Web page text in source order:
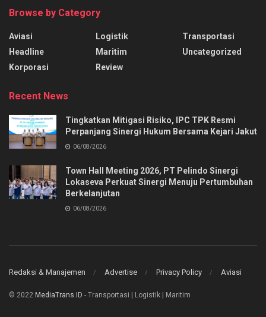
Browse by Category
Aviasi
Headline
Korporasi
Logistik
Maritim
Review
Transportasi
Uncategorized
Recent News
Tingkatkan Mitigasi Risiko, IPC TPK Resmi
Perpanjang Sinergi Hukum Bersama Kejari Jakut
06/08/2026
Town Hall Meeting 2026, PT Pelindo Sinergi
Lokaseva Perkuat Sinergi Menuju Pertumbuhan
Berkelanjutan
06/08/2026
Redaksi & Manajemen Advertise Privacy Policy Aviasi
© 2022 MediaTrans.ID - Transportasi | Logistik | Maritim